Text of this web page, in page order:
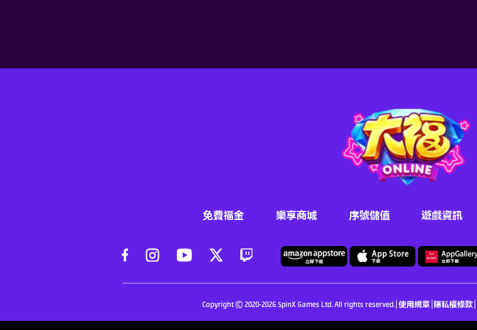
免費福金 樂享商城 序號儲值 遊戲資訊
Copyright © 2020-2026 SpinX Games Ltd. All rights reserved. 使用規章 隱私權條款